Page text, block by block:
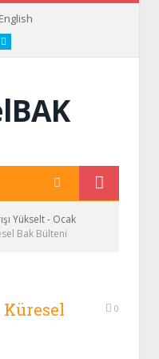
English
Twitter
Yükselt - Ocak
Bak Bülteni
Küresel
0